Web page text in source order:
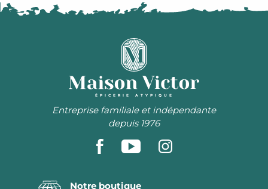
ÉPICERIE ATYPIQUE
Entreprise familiale et indépendante
depuis 1976
Notre boutique